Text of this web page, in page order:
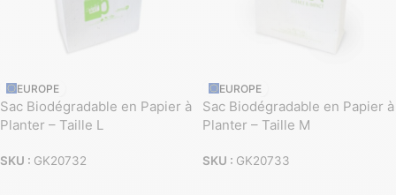
EUROPE
Sac Biodégradable en Papier à
Planter – Taille L
SKU : GK20732
EUROPE
Sac Biodégradable en Papier à
Planter – Taille M
SKU : GK20733